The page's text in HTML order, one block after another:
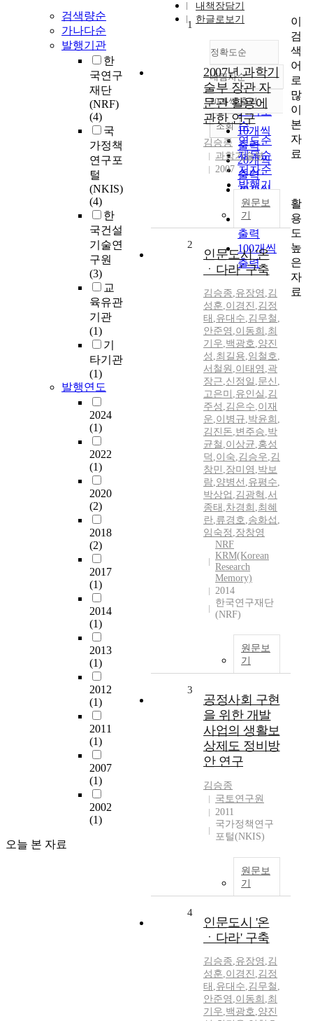
검색량순
가나다순
발행기관
한
국연구
재단
(NRF)
(4)
국
가정책
연구포
털
(NKIS)
(4)
한
국건설
기술연
구원
(3)
교
육유관
기관
(1)
기
타기관
(1)
발행연도
2024
(1)
2022
(1)
2020
(2)
2018
(2)
2017
(1)
2014
(1)
2013
(1)
2012
(1)
2011
(1)
2007
(1)
2002
(1)
오늘 본 자료
내책장담기
한글로보기
정확도순
정확도
순
인기도
순
연도순
제목순
저자순
발행기
관순
내림차순
내림차순
10개씩 출력
10개씩
출력
20개씩
출력
30개씩
출력
50개씩
출력
100개씩
출력
조회
1
2007년 과학기
술부 장관 자
문관 활용에
관한 연구
김승종
과학기술부
2007
원문보
기
2
인문도시 '온
ㆍ다라' 구축
김승종,유장영 ,김
성훈,이경진 ,김정
태 ,유대수,김무철 ,
안준영 ,이동희 ,최
기우,백광호,양진
성 ,최길용,임철호,
서철원 ,이태영 ,곽
장근,신정일 ,문신 ,
고은미 ,유인실 ,김
주성 ,김은수,이재
운,이병규,박윤희 ,
김진돈,변주승,박
균철 ,이상균,홍성
덕 ,이숙,김승우,김
창민 ,장미영 ,박보
람,양병선 ,유평수,
박상업 ,김광혁 ,서
종태 ,차경희 ,최혜
란,류경호,송화섭 ,
임숙정 ,장창영
NRF
KRM(Korean
Research
Memory)
2014
한국연구재단
(NRF)
원문보
기
3
공정사회 구현
을 위한 개발
사업의 생활보
상제도 정비방
안 연구
김승종
국토연구원
2011
국가정책연구
포털(NKIS)
원문보
기
4
인문도시 '온
ㆍ다라' 구축
김승종,유장영 ,김
성훈,이경진 ,김정
태 ,유대수,김무철 ,
안준영 ,이동희 ,최
기우,백광호,양진
이
검
색
어
로
많
이
본
자
료
활
용
도
높
은
자
료